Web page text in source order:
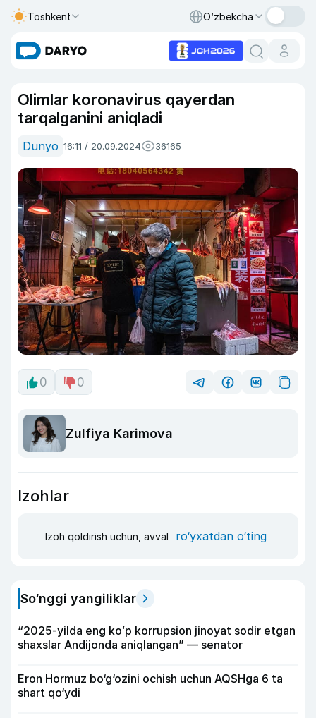
Toshkent O‘zbekcha
Olimlar koronavirus qayerdan
tarqalganini aniqladi
Dunyo 16:11 / 20.09.2024 36165
0 0
Zulfiya Karimova
Izohlar
Izoh qoldirish uchun, avval ro‘yxatdan o‘ting
So‘nggi yangiliklar
“2025-yilda eng koʻp korrupsion jinoyat sodir etgan
shaxslar Andijonda aniqlangan” — senator
Eron Hormuz bo‘g‘ozini ochish uchun AQSHga 6 ta
shart qo‘ydi